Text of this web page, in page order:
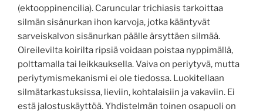
(ektooppinencilia). Caruncular trichiasis tarkoittaa
silmän sisänurkan ihon karvoja, jotka kääntyvät
sarveiskalvon sisänurkan päälle ärsyttäen silmää.
Oireilevilta koirilta ripsiä voidaan poistaa nyppimällä,
polttamalla tai leikkauksella. Vaiva on periytyvä, mutta
periytymismekanismi ei ole tiedossa. Luokitellaan
silmätarkastuksissa, lieviin, kohtalaisiin ja vakaviin. Ei
estä jalostuskäyttöä. Yhdistelmän toinen osapuoli on